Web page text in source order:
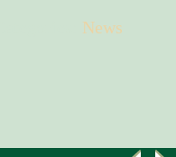
News